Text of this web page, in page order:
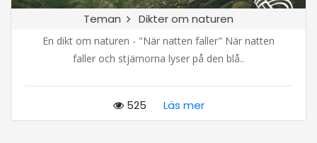
Teman Dikter om naturen
En dikt om naturen - "När natten faller" När natten
faller och stjärnorna lyser på den blå..
525 Läs mer